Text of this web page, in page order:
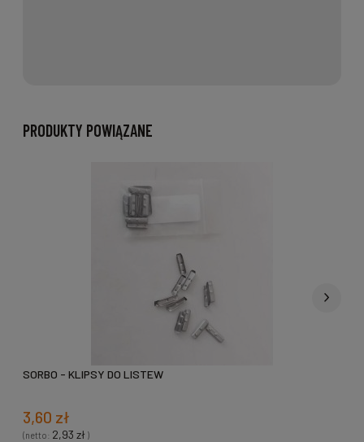
PRODUKTY POWIĄZANE
SORBO - KLIPSY DO LISTEW
3,60 zł
(netto: 2,93 zł )